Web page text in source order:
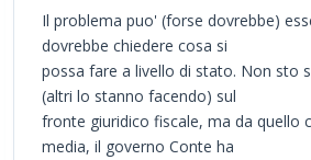
Il problema puo' (forse dovrebbe)
dovrebbe chiedere cosa si
possa fare a livello di stato. Non sto
(altri lo stanno facendo) sul
fronte giuridico fiscale, ma da quello
media, il governo Conte ha